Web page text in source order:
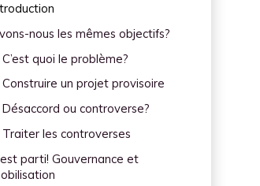
nous les mêmes objectifs?
C’est quoi le problème?
Construire un projet provisoire
Désaccord ou controverse?
Traiter les controverses
parti! Gouvernance et